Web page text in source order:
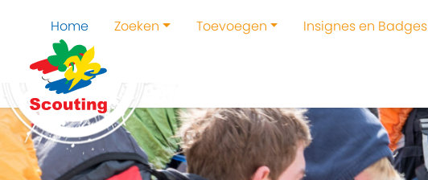
Home Zoeken Toevoegen Insignes en Badges